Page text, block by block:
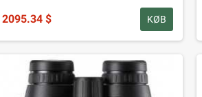
2095.34 $ KØB